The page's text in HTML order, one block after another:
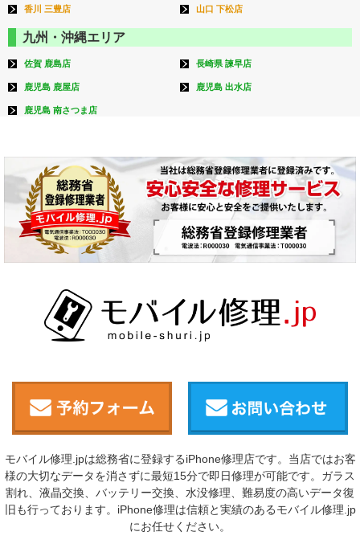
香川 三豊店 山口 下松店
九州・沖縄エリア
佐賀 鹿島店 長崎県 諫早店
鹿児島 鹿屋店 鹿児島 出水店
鹿児島 南さつま店
モバイル修理.jpは総務省に登録するiPhone修理店です。当店ではお客
様の大切なデータを消さずに最短15分で即日修理が可能です。ガラス
割れ、液晶交換、バッテリー交換、水没修理、難易度の高いデータ復
旧も行っております。iPhone修理は信頼と実績のあるモバイル修理.jp
にお任せください。